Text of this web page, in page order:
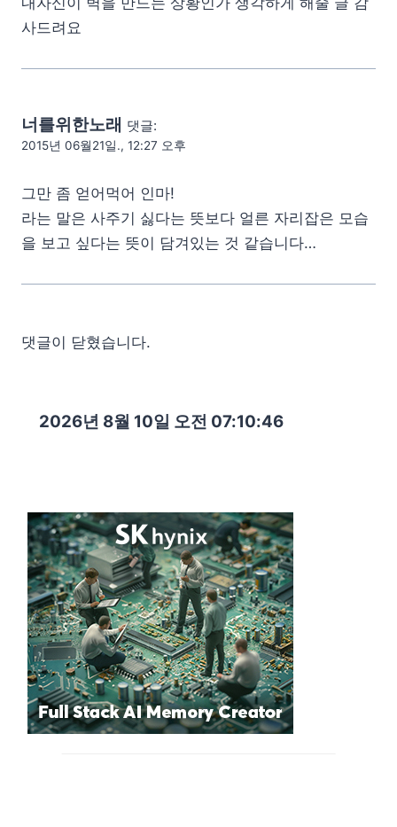
사드려요
너를위한노래 댓글:
2015년 06월21일., 12:27 오후
그만 좀 얻어먹어 인마!
라는 말은 사주기 싫다는 뜻보다 얼른 자리잡은 모습
을 보고 싶다는 뜻이 담겨있는 것 같습니다…
댓글이 닫혔습니다.
2026년 8월 10일 오전 07:10:48